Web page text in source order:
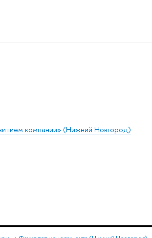
компании» (Нижний Новгород)